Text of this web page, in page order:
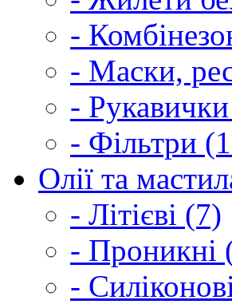
-
- Маски,
-
- Фільтри
Олії та
- Літієві (7)
- Проникні
-